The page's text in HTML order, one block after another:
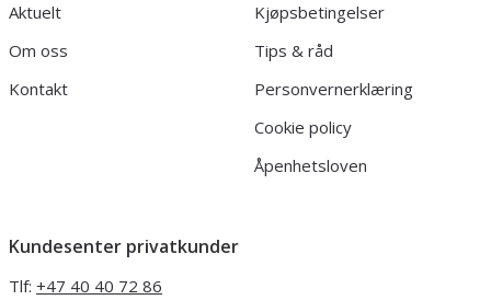
Aktuelt
Om oss
Kontakt
Kjøpsbetingelser
Tips & råd
Personvernerklæring
Cookie policy
Åpenhetsloven
Kundesenter privatkunder
Tlf: +47 40 40 72 86